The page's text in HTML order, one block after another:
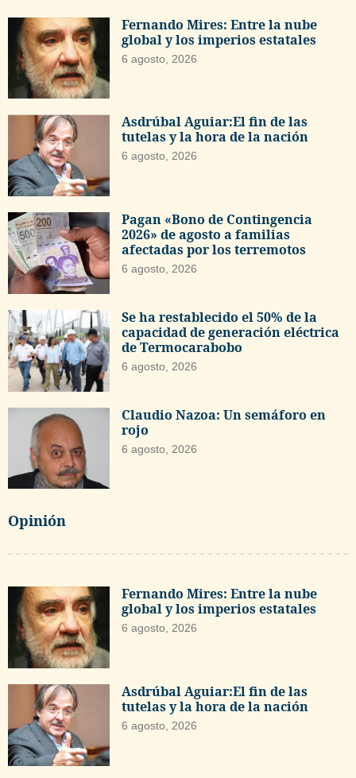
Fernando Mires: Entre la nube
global y los imperios estatales
6 agosto, 2026
Asdrúbal Aguiar:El fin de las
tutelas y la hora de la nación
6 agosto, 2026
Pagan «Bono de Contingencia
2026» de agosto a familias
afectadas por los terremotos
6 agosto, 2026
Se ha restablecido el 50% de la
capacidad de generación eléctrica
de Termocarabobo
6 agosto, 2026
Claudio Nazoa: Un semáforo en
rojo
6 agosto, 2026
Opinión
Fernando Mires: Entre la nube
global y los imperios estatales
6 agosto, 2026
Asdrúbal Aguiar:El fin de las
tutelas y la hora de la nación
6 agosto, 2026